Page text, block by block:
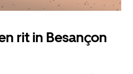
rit in Besançon